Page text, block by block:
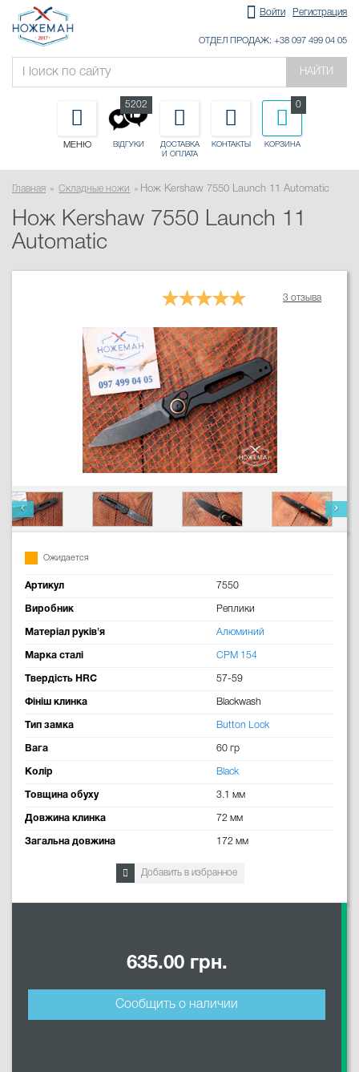
Войти Регистрация
ОТДЕЛ ПРОДАЖ: +38 097 499 04 05
НАЙТИ
МЕНЮ ВІДГУКИ
5202
ДОСТАВКА
И ОПЛАТА
КОНТАКТЫ КОРЗИНА
0
Главная Складные ножи Нож Kershaw 7550 Launch 11 Automatic
Нож Kershaw 7550 Launch 11
Automatic
3 отзыва
Ожидается
Артикул 7550
Виробник Реплики
Матеріал руків'я Алюминий
Марка сталі CPM 154
Твердість HRC 57-59
Фініш клинка Blackwash
Тип замка Button Lock
Вага 60 гр
Колір Black
Товщина обуху 3.1 мм
Довжина клинка 72 мм
Загальна довжина 172 мм
Добавить в избранное
635.00 грн.
Сообщить о наличии